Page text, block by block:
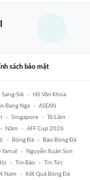
sách bảo mật
Sik
Hồ Văn Khoa
Bang Nga
ASEAN
Singapore
Tô Lâm
Năm
AFF Cup 2026
Bóng Đá
Báo Bóng Đá
Nguyễn Xuân Son
Tin Bão
Tin Tức
Nam Kết Quả Bóng Đá